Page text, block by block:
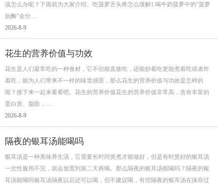
该怎么办呢？下面就为大家介绍。吃菠萝舌头疼怎么缓解1.喝牛奶菠萝中的“菠萝
朊酶”会分…
2026-8-9
花生的营养价值与功效
花生是人们最常吃的一种食材，它不但能直接吃，还能炒着吃更能煮着吃或者炸
着吃，能为人们带来不一样的味觉感受，那么花生的营养价值与功效是怎样的
呢？接下来一起来看看吧。花生的营养价值花生的营养价值非常高，含有丰富的
蛋白质、脂肪，…
2026-8-9
隔夜的银耳汤能喝吗
银耳汤是一种美味养生汤，它需要长时间煲煮才能做好，但是有时煲好的银耳汤
一次性服用不完，就会放置到第二天再喝。那么隔夜的银耳汤能喝吗？隔夜的银
耳汤能喝吗银耳汤隔夜以后还可以喝，但不建议喝，有些隔夜的银耳汤在保存过